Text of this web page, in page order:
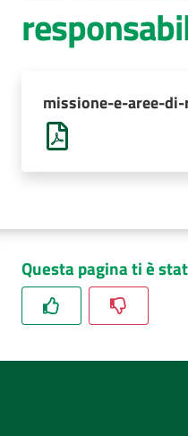
AUSL
missione-e-aree-
Questa pagina ti è